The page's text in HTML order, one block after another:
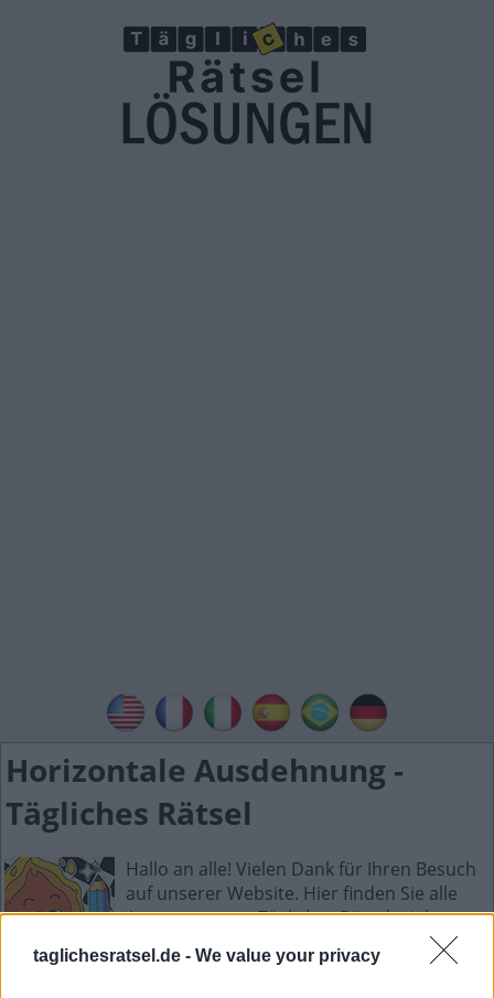
taglichesratsel.de - We value your privacy
Horizontale Ausdehnung -
Tägliches Rätsel
Hallo an alle! Vielen Dank für Ihren Besuch
auf unserer Website. Hier finden Sie alle
Antworten zum Tägliches Rätselspiel.
Tägliches Rätsel ist die neue wunderbare
Wortspielsammlung mit Spielen wie